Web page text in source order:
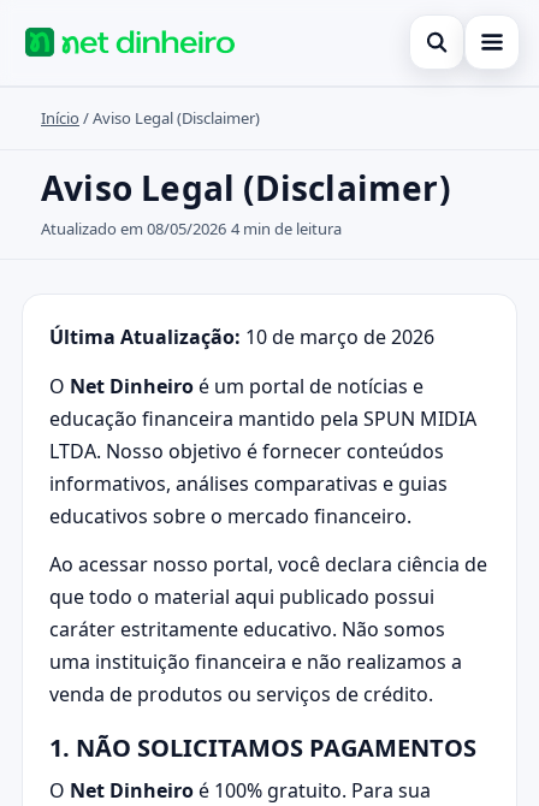
Abrir busca
Início
Cartões de crédito
Finanças
Legal
Buscar no site
Início /Aviso Legal (Disclaimer)
Aviso Legal (Disclaimer)
Atualizado em 08/05/2026 4 min de leitura
Última Atualização: 10 de março de 2026
O Net Dinheiroé um portal de notícias e
educação financeira mantido pela SPUN MIDIA
LTDA. Nosso objetivo é fornecer conteúdos
informativos, análises comparativas e guias
educativos sobre o mercado financeiro.
Ao acessar nosso portal, você declara ciência de
que todo o material aqui publicado possui
caráter estritamente educativo. Não somos
uma instituição financeira e não realizamos a
venda de produtos ou serviços de crédito.
1. NÃO SOLICITAMOS PAGAMENTOS
O Net Dinheiroé 100% gratuito. Para sua